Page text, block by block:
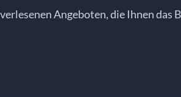
Angeboten, die Ihnen das